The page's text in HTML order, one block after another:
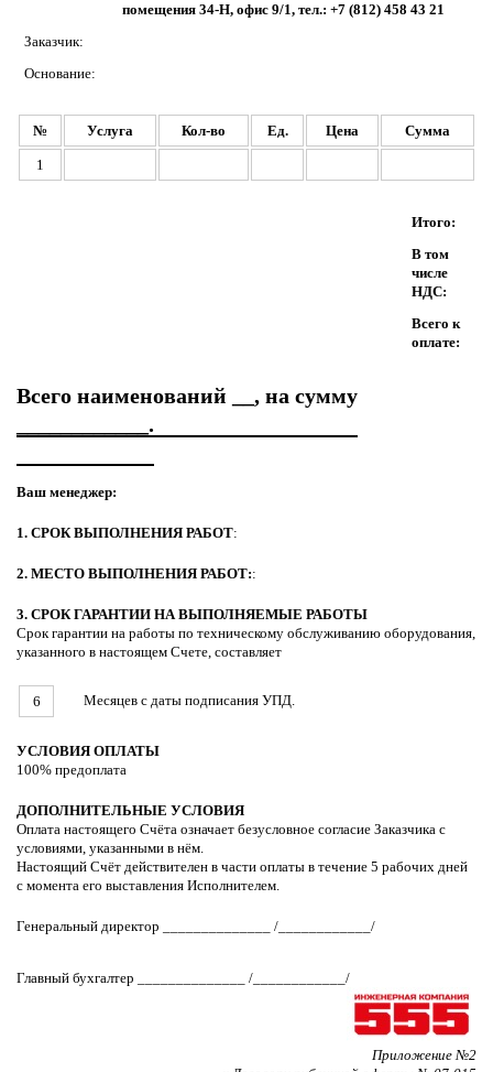
помещения 34-Н, офис 9/1, тел.: +7 (812) 458 43 21
Заказчик:
Основание:
№ Услуга Кол-во Ед. Цена Сумма
1
Итого:
В том
числе
НДС:
Всего к
оплате:
Всего наименований __, на сумму
____________.
Ваш менеджер:
1. СРОК ВЫПОЛНЕНИЯ РАБОТ:
2. МЕСТО ВЫПОЛНЕНИЯ РАБОТ::
3. СРОК ГАРАНТИИ НА ВЫПОЛНЯЕМЫЕ РАБОТЫ
Срок гарантии на работы по техническому обслуживанию оборудования,
указанного в настоящем Счете, составляет
6 Месяцев с даты подписания УПД.
УСЛОВИЯ ОПЛАТЫ
100% предоплата
ДОПОЛНИТЕЛЬНЫЕ УСЛОВИЯ
Оплата настоящего Счёта означает безусловное согласие Заказчика с
условиями, указанными в нём.
Настоящий Счёт действителен в части оплаты в течение 5 рабочих дней
с момента его выставления Исполнителем.
Генеральный директор ______________ /____________/
Главный бухгалтер ______________ /____________/
Приложение №2